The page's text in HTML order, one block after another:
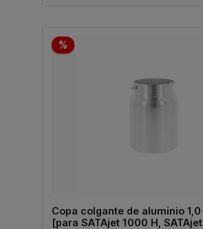
%
Copa colgante de aluminio
[para SATAjet 1000 H, SATAjet